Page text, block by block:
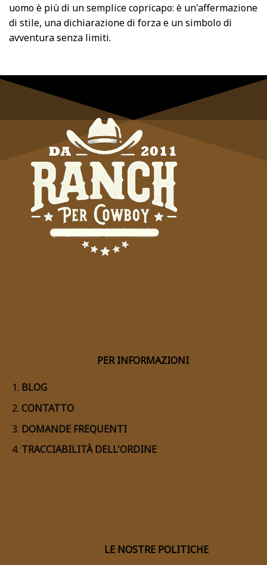
uomo è più di un semplice copricapo: è un'affermazione
di stile, una dichiarazione di forza e un simbolo di
avventura senza limiti.
PER INFORMAZIONI
BLOG
CONTATTO
DOMANDE FREQUENTI
TRACCIABILITÀ DELL'ORDINE
LE NOSTRE POLITICHE